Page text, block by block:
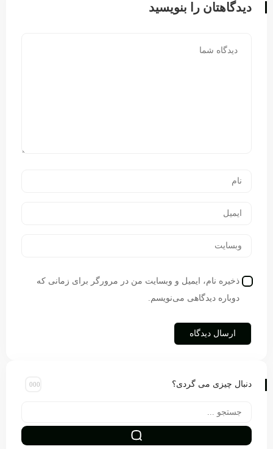
دیدگاهتان را بنویسید
ذخیره نام، ایمیل و وبسایت من در مرورگر برای زمانی که
دوباره دیدگاهی می‌نویسم.
دنبال چیزی می گردی؟